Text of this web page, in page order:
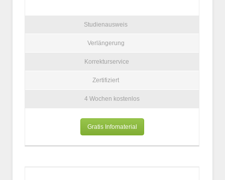
Studienausweis
Verlängerung
Korrekturservice
Zertifiziert
4 Wochen kostenlos
Gratis Infomaterial